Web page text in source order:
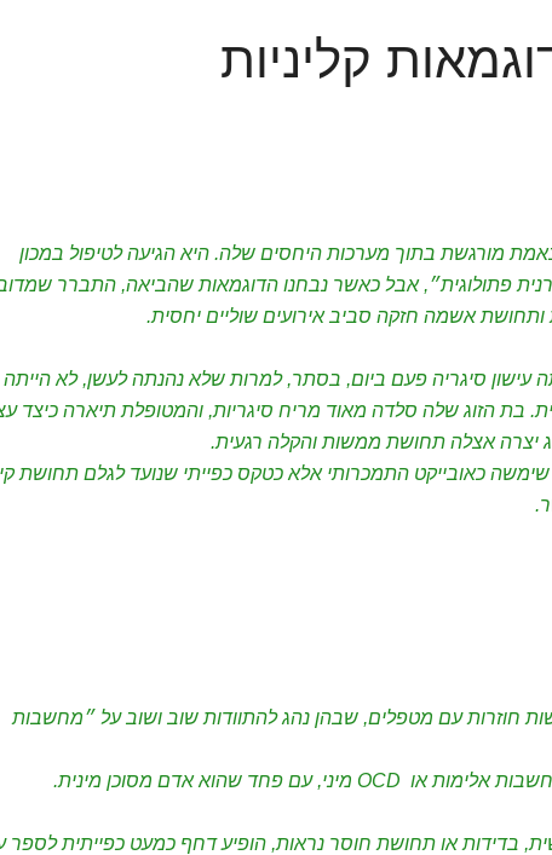
קליניות
מורגשת בתוך מערכות היחסים שלה. היא הגיעה לטיפול במכון
פתולוגית״, אבל כאשר נבחנו הדוגמאות שהביאה, התברר
ותחושת אשמה חזקה סביב אירועים שוליים יחסית.
עישון סיגריה פעם ביום, בסתר, למרות שלא נהנתה לעשן, לא הייתה
בת הזוג שלה סלדה מאוד מריח סיגריות, והמטופלת תיארה כיצד
יצרה אצלה תחושת ממשות והקלה רגעית.
כאובייקט התמכרותי אלא כטקס כפייתי שנועד לגלם תחושת
חוזרות עם מטפלים, שבהן נהג להתוודות שוב ושוב על ״מחשבות
בדידות או תחושת חוסר נראות, הופיע דחף כמעט כפייתית לספר